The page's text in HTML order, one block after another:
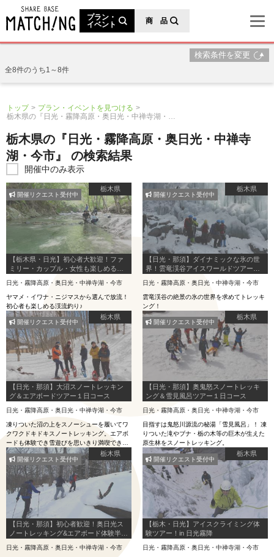
プラン・
イベント
商 品
検索条件を変更
全8件のうち1～8件
トップ
プラン・イベントを見つける
栃木県の『日光・霧降高原・奥日光・中禅寺湖・今市』の検索結果
栃木県の『日光・霧降高原・奥日光・中禅寺
湖・今市』 の検索結果
開催中のみ表示
栃木県
【栃木県・日光】初心者大歓迎！ファ
ミリー・カップル・女性も楽しめる渓
日光・霧降高原・奥日光・中禅寺湖・今市
ヤマメ・イワナ・ニジマスから選んで放流！
初心者も楽しめる渓流釣り♪
開催リクエスト受付中
栃木県
【日光・那須】ダイナミックな氷の世
界！雲竜渓谷アイスワールドツアー１
日光・霧降高原・奥日光・中禅寺湖・今市
雲竜渓谷の絶景の氷の世界を求めてトレッキ
ング！
開催リクエスト受付中
栃木県
【日光・那須】大沼スノートレッキン
グ＆エアボードツアー１日コース
日光・霧降高原・奥日光・中禅寺湖・今市
凍りついた沼の上をスノーシューを履いてワ
クワクドキドキスノートレッキング。エアボ
ードも体験でき雪遊びを思いきり満喫できま
す！
開催リクエスト受付中
栃木県
【日光・那須】奥鬼怒スノートレッキ
ング＆雪見風呂ツアー１日コース
日光・霧降高原・奥日光・中禅寺湖・今市
目指すは鬼怒川源流の秘湯「雪見風呂」！ 凍
りついた滝やブナ・栃の木等の巨木が生えた
原生林をスノートレッキング。
開催リクエスト受付中
栃木県
【日光・那須】初心者歓迎！奥日光ス
ノートレッキング&エアボード体験半日
日光・霧降高原・奥日光・中禅寺湖・今市
開催リクエスト受付中
栃木県
【栃木・日光】アイスクライミング体
験ツアー！in 日光霧降
日光・霧降高原・奥日光・中禅寺湖・今市
開催リクエスト受付中